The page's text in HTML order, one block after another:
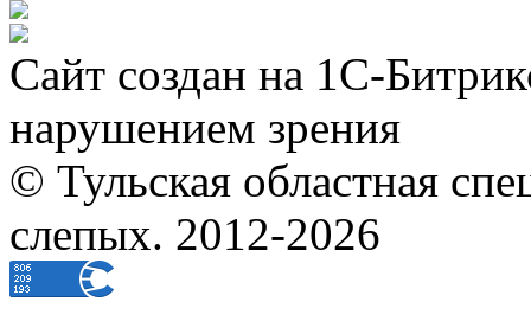
Сайт создан на 1С-
нарушением зрения
© Тульская областная
слепых. 2012-2026